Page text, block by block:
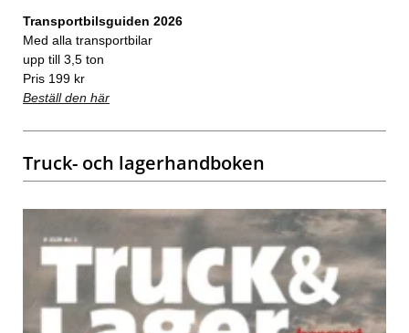
Transportbilsguiden 2026
Med alla transportbilar
upp till 3,5 ton
Pris 199 kr
Beställ den här
Truck- och lagerhandboken